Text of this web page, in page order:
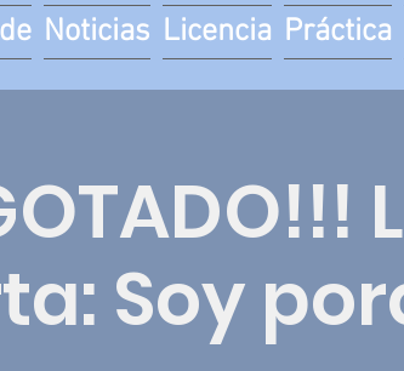
Noticias Licencia Práctica
Soy